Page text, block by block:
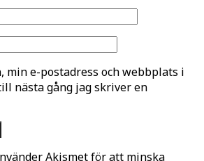
min e-postadress och webbplats i
nästa gång jag skriver en
Akismet för att minska